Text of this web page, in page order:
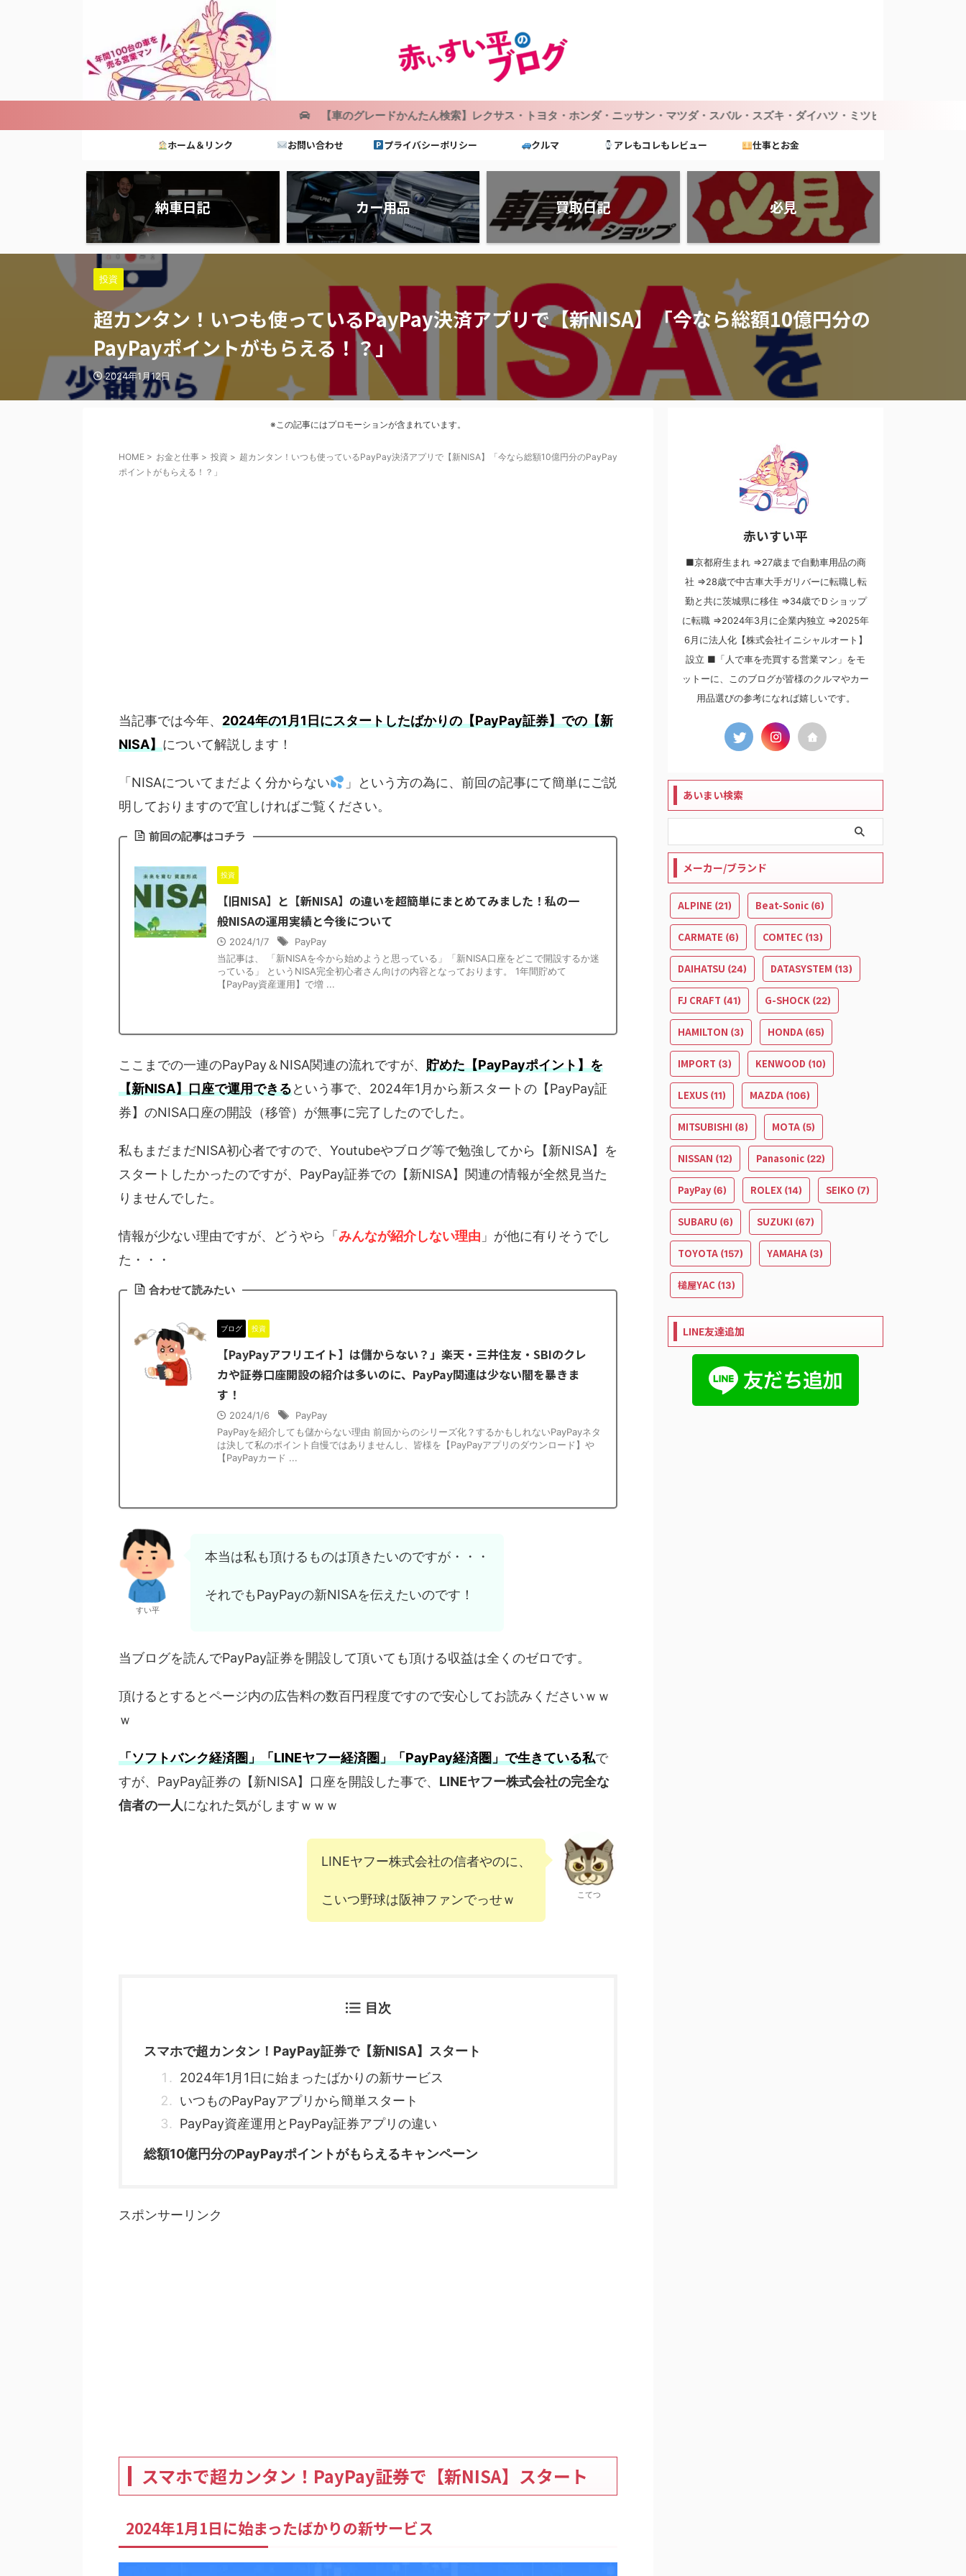
【車のグレードかんたん検索】レクサス・トヨタ・ホンダ・ニッサン・マツダ・スバル・スズキ・ダイハツ・ミツビシ
ホーム＆リンク お問い合わせ プライバシーポリシー クルマ アレもコレもレビュー 仕事とお金
納車日記 カー用品 買取日記 必見
投資
超カンタン！いつも使っているPayPay決済アプリで【新NISA】「今なら総額10億円分の
PayPayポイントがもらえる！？」
2024年1月12日
※この記事にはプロモーションが含まれています。
HOME > お金と仕事 > 投資 > 超カンタン！いつも使っているPayPay決済アプリで【新NISA】「今なら総額10億円分のPayPay
ポイントがもらえる！？」
当記事では今年、 2024年の1月1日にスタートしたばかりの【PayPay証券】での【新
NISA】について解説します！
「NISAについてまだよく分からない
」という方の為に、前回の記事にて簡単にご説
明しておりますので宜しければご覧ください。
前回の記事はコチラ
投資
【旧NISA】と【新NISA】の違いを超簡単にまとめてみました！私の一
般NISAの運用実績と今後について
2024/1/7
PayPay
当記事は、 「新NISAを今から始めようと思っている」「新NISA口座をどこで開設するか迷
っている」 というNISA完全初心者さん向けの内容となっております。 1年間貯めて
【PayPay資産運用】で増 ...
ここまでの一連のPayPay＆NISA関連の流れですが、 貯めた【PayPayポイント】を
【新NISA】口座で運用できるという事で、2024年1月から新スタートの【PayPay証
券】のNISA口座の開設（移管）が無事に完了したのでした。
私もまだまだNISA初心者ですので、Youtubeやブログ等で勉強してから【新NISA】を
スタートしたかったのですが、PayPay証券での【新NISA】関連の情報が全然見当た
りませんでした。
情報が少ない理由ですが、どうやら「 みんなが紹介しない理由 」が他に有りそうでし
た・・・
合わせて読みたい
ブログ 投資
【PayPayアフリエイト】は儲からない？」楽天・三井住友・SBIのクレ
カや証券口座開設の紹介は多いのに、PayPay関連は少ない闇を暴きま
す！
2024/1/6
PayPay
PayPayを紹介しても儲からない理由 前回からのシリーズ化？するかもしれないPayPayネタ
は決して私のポイント自慢ではありませんし、皆様を【PayPayアプリのダウンロード】や
【PayPayカード ...
すい平
本当は私も頂けるものは頂きたいのですが・・・
それでもPayPayの新NISAを伝えたいのです！
当ブログを読んでPayPay証券を開設して頂いても頂ける収益は全くのゼロです。
頂けるとするとページ内の広告料の数百円程度ですので安心してお読みくださいｗｗ
ｗ
「ソフトバンク経済圏」「LINEヤフー経済圏」「PayPay経済圏」で生きている私で
すが、PayPay証券の【新NISA】口座を開設した事で、 LINEヤフー株式会社の完全な
信者の一人になれた気がしますｗｗｗ
LINEヤフー株式会社の信者やのに、
こいつ野球は阪神ファンでっせｗ こてつ
目次
スマホで超カンタン！PayPay証券で【新NISA】スタート
2024年1月1日に始まったばかりの新サービス
いつものPayPayアプリから簡単スタート
PayPay資産運用とPayPay証券アプリの違い
総額10億円分のPayPayポイントがもらえるキャンペーン
スポンサーリンク
スマホで超カンタン！PayPay証券で【新NISA】スタート
2024年1月1日に始まったばかりの新サービス
赤いすい平
■京都府生まれ ⇒27歳まで自動車用品の商
社 ⇒28歳で中古車大手ガリバーに転職し転
勤と共に茨城県に移住 ⇒34歳でＤショップ
に転職 ⇒2024年3月に企業内独立 ⇒2025年
6月に法人化【株式会社イニシャルオート】
設立 ■「人で車を売買する営業マン」をモ
ットーに、このブログが皆様のクルマやカー
用品選びの参考になれば嬉しいです。
あいまい検索
メーカー/ブランド
ALPINE (21) Beat-Sonic (6)
CARMATE (6) COMTEC (13)
DAIHATSU (24) DATASYSTEM (13)
FJ CRAFT (41) G-SHOCK (22)
HAMILTON (3) HONDA (65)
IMPORT (3) KENWOOD (10)
LEXUS (11) MAZDA (106)
MITSUBISHI (8) MOTA (5)
NISSAN (12) Panasonic (22)
PayPay(6) ROLEX (14) SEIKO (7)
SUBARU (6) SUZUKI (67)
TOYOTA (157) YAMAHA (3)
槌屋YAC (13)
LINE友達追加